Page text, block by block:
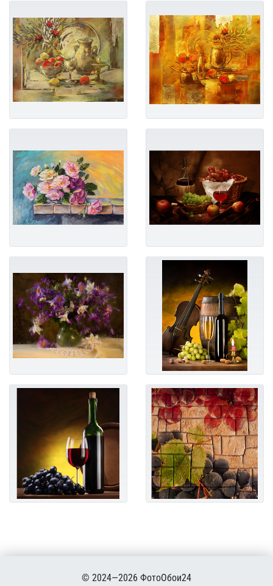
© 2024—2026 ФотоОбои24